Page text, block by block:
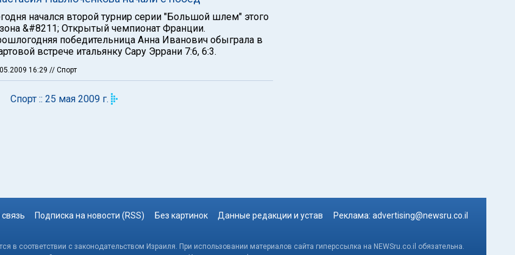
начался второй турнир серии "Большой шлем" этого
&#8211; Открытый чемпионат Франции.
победительница Анна Иванович обыграла в
встрече итальянку Сару Эррани 7:6, 6:3.
16:29 // Спорт
Спорт :: 25 мая 2009 г.
Подписка на новости (RSS) Без картинок Данные редакции и устав Реклама: advertising@newsru.co.il
в соответствии с законодательством Израиля. При использовании материалов сайта гиперссылка на NEWSru.co.il обязательна.